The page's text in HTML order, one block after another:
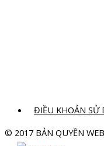
ĐIỀU KHOẢN SỬ
© 2017 BẢN QUYỀN